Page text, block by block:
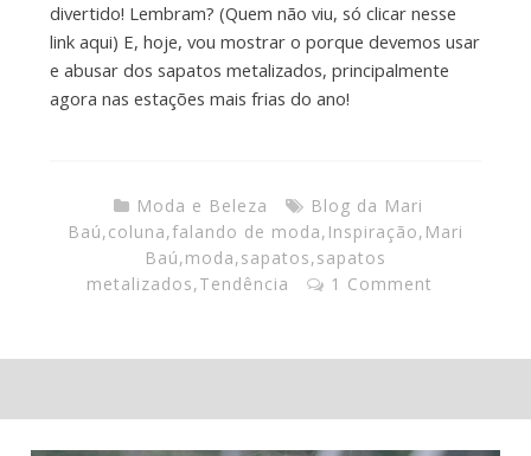
divertido! Lembram? (Quem não viu, só clicar nesse
link aqui) E, hoje, vou mostrar o porque devemos usar
e abusar dos sapatos metalizados, principalmente
agora nas estações mais frias do ano!
Moda e Beleza
Blog da Mari
Baú,coluna,falando de moda, Inspiração, Mari
Baú,moda,sapatos,sapatos
metalizados,Tendência 1 Comment